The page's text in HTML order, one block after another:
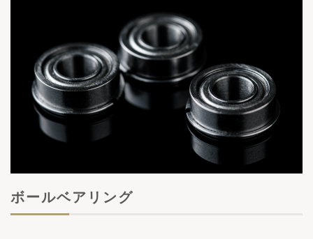
ボールベアリング